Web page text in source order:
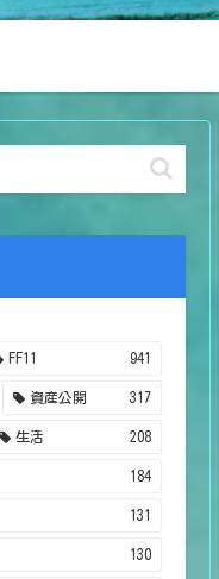
FF11 941
資産公開 317
生活 208
184
131
130